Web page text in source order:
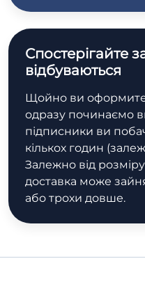
Спостерігайте
відбуваються
Щойно ви
одразу починаємо
підписники ви
кількох годин
Залежно від
доставка може
або трохи довше.